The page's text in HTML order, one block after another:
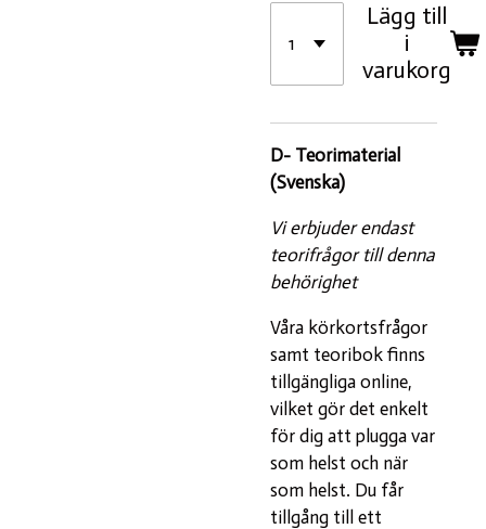
Lägg till
i
varukorg
D- Teorimaterial
(Svenska)
Vi erbjuder endast
teorifrågor till denna
behörighet
Våra körkortsfrågor
samt teoribok finns
tillgängliga online,
vilket gör det enkelt
för dig att plugga var
som helst och när
som helst. Du får
tillgång till ett